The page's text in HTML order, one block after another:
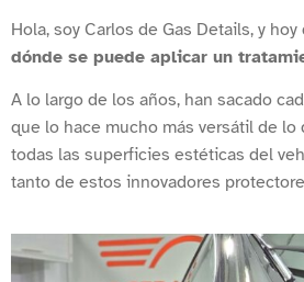
Hola, soy Carlos de Gas Details, y
dónde se puede aplicar un
A lo largo de los años, han sacado
que lo hace mucho más versátil de
todas las superficies estéticas del
tanto de estos innovadores